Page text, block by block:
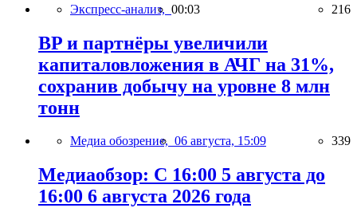
Экспресс-анализ, 00:03 216
BP и партнёры увеличили
капиталовложения в АЧГ на 31%,
сохранив добычу на уровне 8 млн
тонн
Медиа обозрение, 06 августа, 15:09 339
Медиаобзор: С 16:00 5 августа до
16:00 6 августа 2026 года